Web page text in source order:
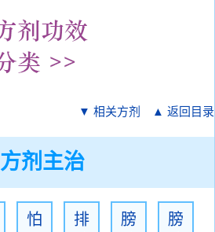
▼ 相关方剂 ▲ 返回目录
方剂主治
怕
排
膀
膀